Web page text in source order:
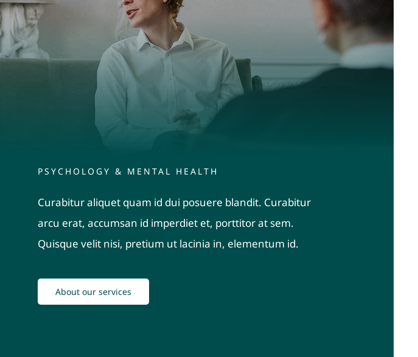
PSYCHOLOGY & MENTAL HEALTH
Curabitur aliquet quam id dui posuere blandit. Curabitur
arcu erat, accumsan id imperdiet et, porttitor at sem.
Quisque velit nisi, pretium ut lacinia in, elementum id.
About our services